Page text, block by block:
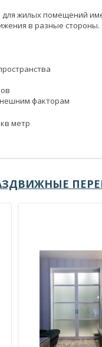
жилых помещений
в разные стороны.
факторам
метр